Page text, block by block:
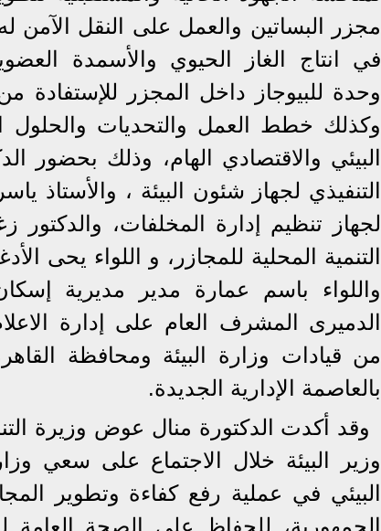
في انتاج الغاز الحيوي والأسمدة
وحدة للبيوجاز داخل المجزر للإستفادة
وكذلك خطط العمل والتحديات والحلول
البيئي والاقتصادي الهام، وذلك بحضور
التنفيذي لجهاز شئون البيئة ، والأستاذ
لجهاز تنظيم إدارة المخلفات،
التنمية المحلية للمجازر، و اللواء يحى
واللواء باسم عمارة مدير مديرية
الدميرى المشرف العام على إدارة
من قيادات وزارة البيئة ومحافظة
بالعاصمة الإدارية الجديدة.
وقد أكدت الدكتورة منال عوض وزيرة
وزير البيئة خلال الاجتماع على سعي
البيئي في عملية رفع كفاءة وتطوير
الجمهورية، للحفاظ على الصحة العامة